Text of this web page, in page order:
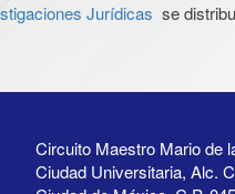
Jurídicas se
Circuito Maestro Mario de
Ciudad Universitaria, Alc.